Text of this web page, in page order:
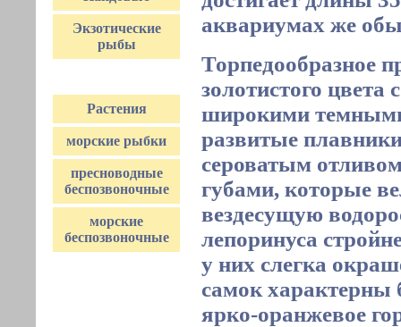
Экзотические
рыбы
Растения
морские рыбки
пресноводные
беспозвоночные
морские
беспозвоночные
аквариумах же
Торпедообразное
золотистого
широкими
развитые
сероватым
губами, которые
вездесущую
лепоринуса
у них слегка
самок характерны
ярко-оранжевое